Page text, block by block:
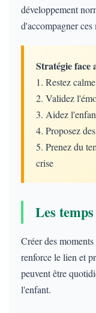
développement
d'accompagner
Stratégie face
1. Restez
2. Validez
3. Aidez
4. Proposez
5. Prenez du
crise
Les
Créer des
renforce le lien et
peuvent être
l'enfant.